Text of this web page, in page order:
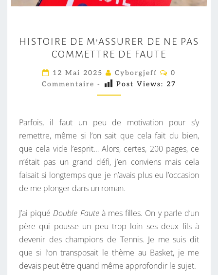
I
S
T
O
I
E
D
E
M
’
A
S
U
R
E
R
HISTOIRE DE M’ASSURER DE NE PAS
COMMETTRE DE FAUTE
12 Mai 2025 Cyborgjeff
C
M
A
I
R
E
0
Commentaire - Post Views: 27
Parfois, il faut un peu de motivation pour s’y
remettre, même si l’on sait que cela fait du bien,
que cela vide l’esprit… Alors, certes, 200 pages, ce
n’était pas un grand défi, j’en conviens mais cela
faisait si longtemps que je n’avais plus eu l’occasion
de me plonger dans un roman.
J’ai piquéDouble Fauteà mes filles. On y parle d’un
père qui pousse un peu trop loin ses deux fils à
devenir des champions de Tennis. Je me suis dit
que si l’on transposait le thème au Basket, je me
devais peut être quand même approfondir le sujet.